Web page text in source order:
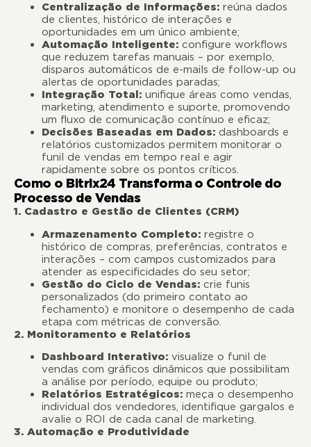
Centralização de Informações: reúna dados
de clientes, histórico de interações e
oportunidades em um único ambiente;
Automação Inteligente: configure workflows
que reduzem tarefas manuais – por exemplo,
disparos automáticos de e-mails de follow-up ou
alertas de oportunidades paradas;
Integração Total: unifique áreas como vendas,
marketing, atendimento e suporte, promovendo
um fluxo de comunicação contínuo e eficaz;
Decisões Baseadas em Dados: dashboards e
relatórios customizados permitem monitorar o
funil de vendas em tempo real e agir
rapidamente sobre os pontos críticos.
Como o Bitrix24 Transforma o Controle do
Processo de Vendas
1. Cadastro e Gestão de Clientes (CRM)
Armazenamento Completo: registre o
histórico de compras, preferências, contratos e
interações – com campos customizados para
atender as especificidades do seu setor;
Gestão do Ciclo de Vendas: crie funis
personalizados (do primeiro contato ao
fechamento) e monitore o desempenho de cada
etapa com métricas de conversão.
2. Monitoramento e Relatórios
Dashboard Interativo: visualize o funil de
vendas com gráficos dinâmicos que possibilitam
a análise por período, equipe ou produto;
Relatórios Estratégicos: meça o desempenho
individual dos vendedores, identifique gargalos e
avalie o ROI de cada canal de marketing.
3. Automação e Produtividade